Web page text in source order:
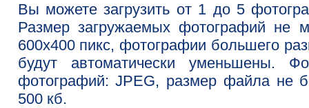
Вы можете загрузить от 1 до 5
Размер загружаемых фотографий не
600x400 пикс, фотографии большего
будут автоматически уменьшены.
фотографий: JPEG, размер файла не
500 кб.